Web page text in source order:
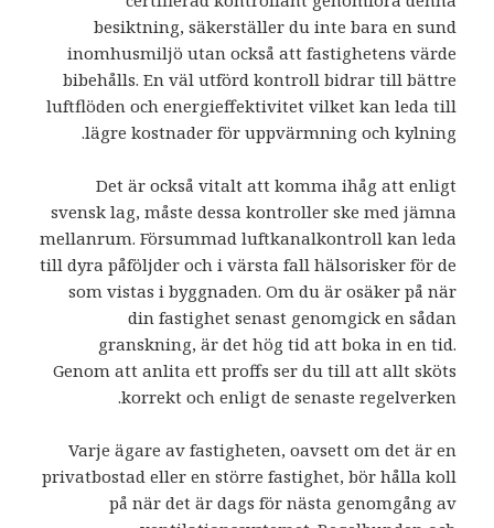
besiktning, säkerställer du inte bara en sund
inomhusmiljö utan också att fastighetens värde
bibehålls. En väl utförd kontroll bidrar till bättre
luftflöden och energieffektivitet vilket kan leda till
lägre kostnader för uppvärmning och kylning.
Det är också vitalt att komma ihåg att enligt
svensk lag, måste dessa kontroller ske med jämna
mellanrum. Försummad luftkanalkontroll kan leda
till dyra påföljder och i värsta fall hälsorisker för de
som vistas i byggnaden. Om du är osäker på när
din fastighet senast genomgick en sådan
granskning, är det hög tid att boka in en tid.
Genom att anlita ett proffs ser du till att allt sköts
korrekt och enligt de senaste regelverken.
Varje ägare av fastigheten, oavsett om det är en
privatbostad eller en större fastighet, bör hålla koll
på när det är dags för nästa genomgång av